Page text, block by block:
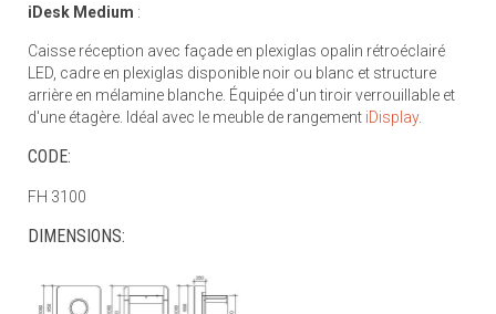
iDesk Medium :
Caisse réception avec façade en plexiglas opalin rétroéclairé
LED, cadre en plexiglas disponible noir ou blanc et structure
arrière en mélamine blanche. Équipée d'un tiroir verrouillable et
d'une étagère. Idéal avec le meuble de rangement iDisplay.
CODE:
FH 3100
DIMENSIONS: